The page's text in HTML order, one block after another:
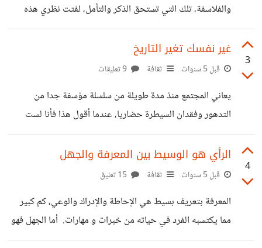
أكملنا مهمتنا... وهذا ما يقصد بالإندثار. كما يمكننا
والفلاسفة، تلك التي تستحق الذكر والتأمل، لفتت نظري هذه
المقولة شارلي شابلن. دائما ما كنت أتساءل إذا ما كانت العزلة
شيئا إيجابيا دائما، نحن نقرأ أشعارا وخواطر شتى عن العزلة وعن
أو النابع من ضعف، بل بالعكس أنا أستمتع جدا بالقيام بأعمال
تتطلب العزلة كالبرمجة والكتابة وغيرهما، عملت من قبل
3
غير نفسك تغير التاريخ
قبل 5 سنوات ثقافة
يعاني المجتمع منذ مدة طويلة من سلسلة مؤسفة جدا من
التدهور وفقدان السيطرة حضاريا، عندما أقول هذا فأنا لست
أعني فقط النظرة العامة الحضارية التي توصف أكاديميا فذلك
أمر واضح للأسف. ما أود حقا الكلام عنه لأنه يشعرني بضيق كبير
هو: "تغير الفرد" بالمجتمع، لقد كان الإنسان العربي خاصة على
كيسا لا يتم خداعه أو التلاعب به بسهولة، يحسب له ألف حساب.
أتحدث هنا عن العقل الفردي البسيط وليس صاحب العلم
4
الرأي هو الوسيط بين المعرفة والجهل
قبل 5 سنوات ثقافة
المعرفة بتعريف بسيط هي الإحاطة والإدراك والوعي، كم كبير
مما يكتسبه الفرد في حياته من خبرات و مهارات. أما الجهل فهو
النقيض تماما، هو الظلام والفوضى... الحيرة والغموض والضياع،